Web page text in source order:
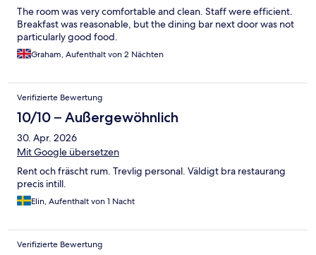
The room was very comfortable and clean. Staff were efficient.
Breakfast was reasonable, but the dining bar next door was not
particularly good food.
Graham, Aufenthalt von 2 Nächten
Verifizierte Bewertung
10/10 – Außergewöhnlich
30. Apr. 2026
Mit Google übersetzen
Rent och fräscht rum. Trevlig personal. Väldigt bra restaurang
precis intill.
Elin, Aufenthalt von 1 Nacht
Verifizierte Bewertung